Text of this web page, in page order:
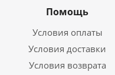
Помощь
Условия оплаты
Условия доставки
Условия возврата